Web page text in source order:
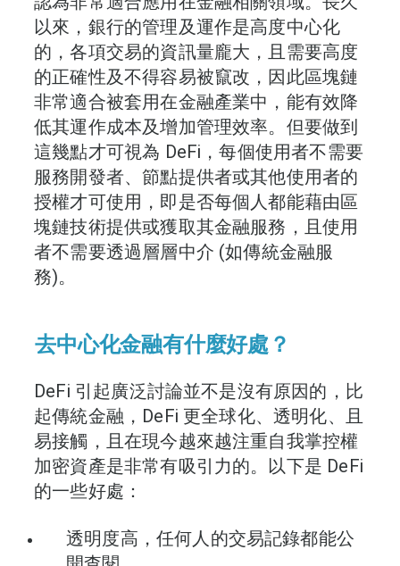
以來，銀行的管理及運作是高度中心化
的，各項交易的資訊量龐大，且需要高度
的正確性及不得容易被竄改，因此區塊鏈
非常適合被套用在金融產業中，能有效降
低其運作成本及增加管理效率。但要做到
這幾點才可視為 DeFi，每個使用者不需要
服務開發者、節點提供者或其他使用者的
授權才可使用，即是否每個人都能藉由區
塊鏈技術提供或獲取其金融服務，且使用
者不需要透過層層中介 (如傳統金融服
務)。
去中心化金融有什麼好處？
DeFi 引起廣泛討論並不是沒有原因的，比
起傳統金融，DeFi 更全球化、透明化、且
易接觸，且在現今越來越注重自我掌控權
加密資產是非常有吸引力的。以下是 DeFi
的一些好處：
透明度高，任何人的交易記錄都能公